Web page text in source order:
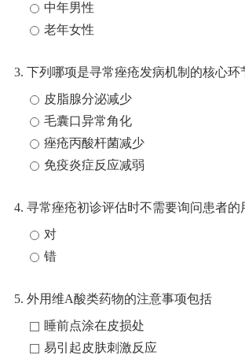
中年男性
老年女性
3. 下列哪项是寻常痤疮发病机制的核心环
皮脂腺分泌减少
毛囊口异常角化
痤疮丙酸杆菌减少
免疫炎症反应减弱
4. 寻常痤疮初诊评估时不需要询问患者的
对
错
5. 外用维A酸类药物的注意事项包括
睡前点涂在皮损处
易引起皮肤刺激反应